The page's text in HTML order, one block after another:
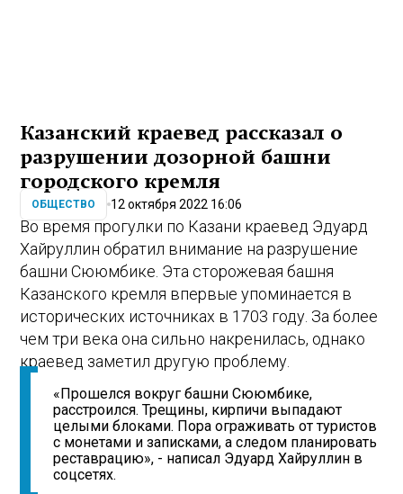
Казанский краевед рассказал о
разрушении дозорной башни
городского кремля
ОБЩЕСТВО 12 октября 2022 16:06
Во время прогулки по Казани краевед Эдуард
Хайруллин обратил внимание на разрушение
башни Сююмбике. Эта сторожевая башня
Казанского кремля впервые упоминается в
исторических источниках в 1703 году. За более
чем три века она сильно накренилась, однако
краевед заметил другую проблему.
«Прошелся вокруг башни Сююмбике,
расстроился. Трещины, кирпичи выпадают
целыми блоками. Пора ограживать от туристов
с монетами и записками, а следом планировать
реставрацию», - написал Эдуард Хайруллин в
соцсетях.